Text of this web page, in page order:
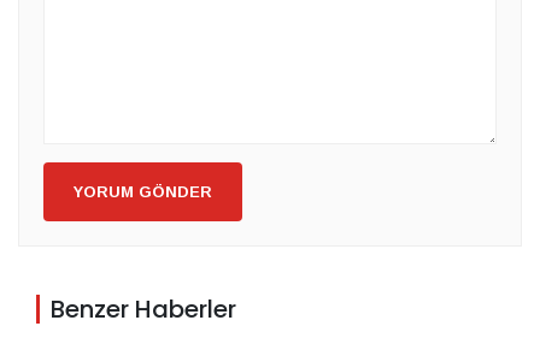
YORUM GÖNDER
Benzer Haberler